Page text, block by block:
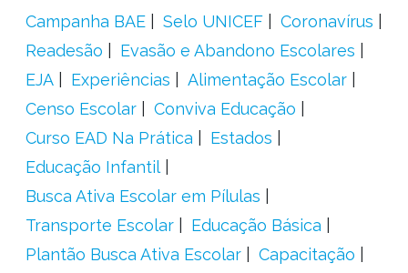
Campanha BAE Selo UNICEF
Coronavírus
Readesão
Evasão e Abandono Escolares
EJA
Experiências
Alimentação Escolar
Censo Escolar
Conviva Educação
Curso EAD Na Prática
Estados
Educação Infantil
Busca Ativa Escolar em Pílulas
Transporte Escolar
Educação Básica
Plantão Busca Ativa Escolar
Capacitação